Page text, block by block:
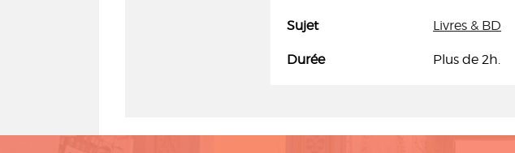
Sujet Livres & BD
Durée Plus de 2h.